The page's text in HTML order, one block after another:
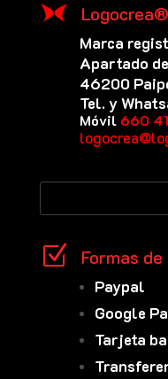
Logocrea®
Marca
Apartado
46200
Tel. y
Móvil 660
Z Formas de
Paypal
Google
Tarjeta